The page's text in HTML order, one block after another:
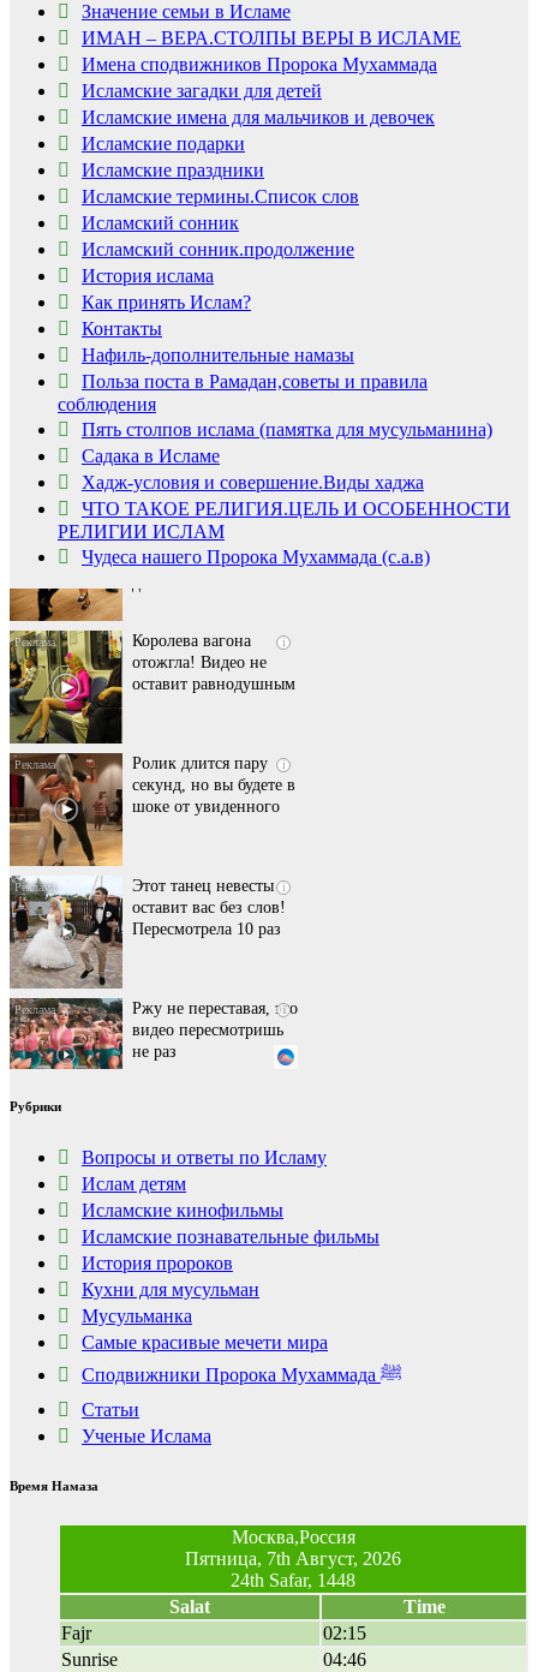
Значение семьи в Исламе
ИМАН – ВЕРА.СТОЛПЫ ВЕРЫ В ИСЛАМЕ
Имена сподвижников Пророка Мухаммада
Исламские загадки для детей
Исламские имена для мальчиков и девочек
Исламские подарки
Исламские праздники
Исламские термины.Список слов
Исламский сонник
Исламский сонник.продолжение
История ислама
Как принять Ислам?
Контакты
Нафиль-дополнительные намазы
Польза поста в Рамадан,советы и правила
соблюдения
Пять столпов ислама (памятка для мусульманина)
Садака в Исламе
Хадж-условия и совершение.Виды хаджа
ЧТО ТАКОЕ РЕЛИГИЯ.ЦЕЛЬ И ОСОБЕННОСТИ
РЕЛИГИИ ИСЛАМ
Чудеса нашего Пророка Мухаммада (с.а.в)
i
Скрытая камера на
пляже Крыма: Что
люди вытворяют, когда
их не видят...
i
Ролик длится
несколько секунд, а
смеяться вы будете
долго
оставит равнодушным
шоке от увиденного
Пересмотрела 10 раз
не раз
Рубрики
Вопросы и ответы по Исламу
Ислам детям
Исламские кинофильмы
Исламские познавательные фильмы
История пророков
Кухни для мусульман
Мусульманка
Самые красивые мечети мира
Сподвижники Пророка Мухаммада ﷺ
Статьи
Ученые Ислама
Время Намаза
Москва,Россия
Пятница, 7th Август, 2026
24th Safar, 1448
Salat
Time
Fajr
02:15
Sunrise
04:46